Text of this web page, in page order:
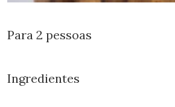
Para 2 pessoas
Ingredientes